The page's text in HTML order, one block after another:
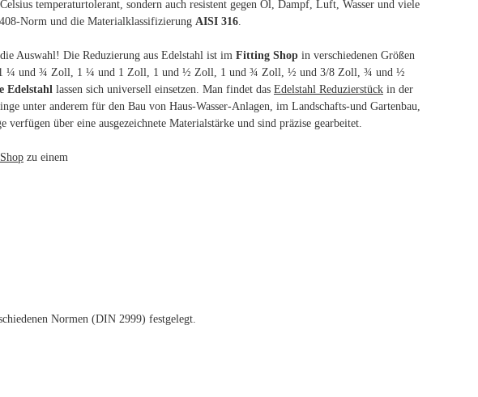
temperaturtolerant, sondern auch resistent gegen Öl, Dampf, Luft, Wasser und viele
Norm und die Materialklassifizierung AISI 316
Auswahl! Die Reduzierung aus Edelstahl ist im Fitting Shop in verschiedenen Größen
¼ und ¾ Zoll, 1 ¼ und 1 Zoll, 1 und ½ Zoll, 1 und ¾ Zoll, ½ und 3/8 Zoll, ¾ und ½
Edelstahl lassen sich universell einsetzen. Man findet das Edelstahl Reduzierstück in der
unter anderem für den Bau von Haus-Wasser-Anlagen, im Landschafts-und Gartenbau,
verfügen über eine ausgezeichnete Materialstärke und sind präzise gearbeitet.
zu einem
Normen (DIN 2999) festgelegt.